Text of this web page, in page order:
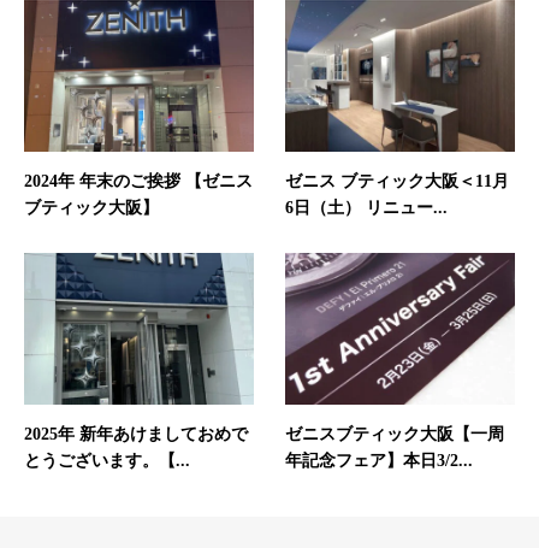
2024年 年末のご挨拶 【ゼニス
ブティック大阪】
ゼニス ブティック大阪＜11月
6日（土） リニュー...
2025年 新年あけましておめで
とうございます。【...
ゼニスブティック大阪【一周
年記念フェア】本日3/2...